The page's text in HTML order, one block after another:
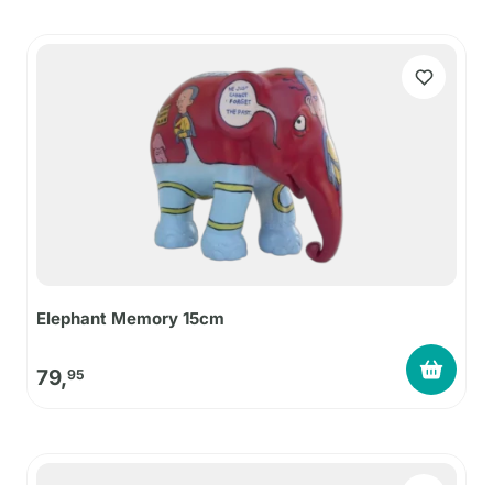
Elephant Memory 15cm
79,95